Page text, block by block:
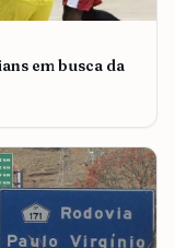
em busca da